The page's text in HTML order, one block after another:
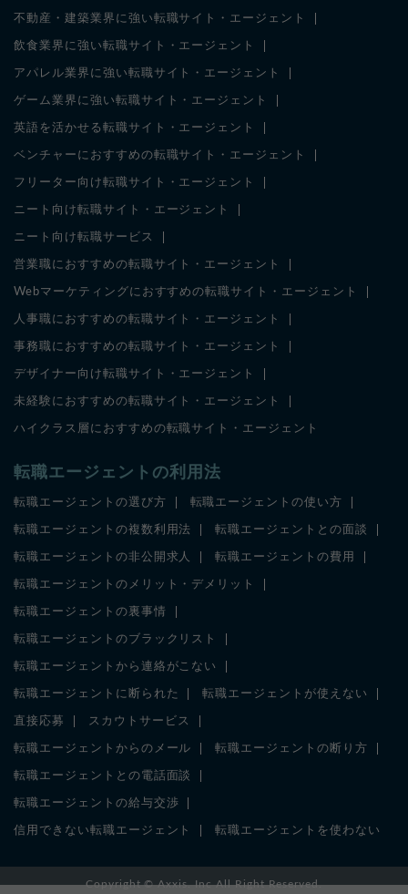
不動産・建築業界に強い転職サイト・エージェント
飲食業界に強い転職サイト・エージェント
アパレル業界に強い転職サイト・エージェント
ゲーム業界に強い転職サイト・エージェント
英語を活かせる転職サイト・エージェント
ベンチャーにおすすめの転職サイト・エージェント
フリーター向け転職サイト・エージェント
ニート向け転職サイト・エージェント
ニート向け転職サービス
営業職におすすめの転職サイト・エージェント
Webマーケティングにおすすめの転職サイト・エージェント
人事職におすすめの転職サイト・エージェント
事務職におすすめの転職サイト・エージェント
デザイナー向け転職サイト・エージェント
未経験におすすめの転職サイト・エージェント
ハイクラス層におすすめの転職サイト・エージェント
転職エージェントの利用法
転職エージェントの選び方 転職エージェントの使い方
転職エージェントの複数利用法 転職エージェントとの面談
転職エージェントの非公開求人 転職エージェントの費用
転職エージェントのメリット・デメリット
転職エージェントの裏事情
転職エージェントのブラックリスト
転職エージェントから連絡がこない
転職エージェントに断られた 転職エージェントが使えない
直接応募 スカウトサービス
転職エージェントからのメール 転職エージェントの断り方
転職エージェントとの電話面談
転職エージェントの給与交渉
信用できない転職エージェント 転職エージェントを使わない
Copyright ©Axxis. IncAll Right Reserved.